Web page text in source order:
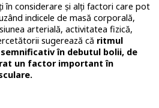
în considerare și alți factori care pot
indicele de masă corporală,
arterială, activitatea fizică,
sugerează că ritmul
în debutul bolii, de
un factor important în